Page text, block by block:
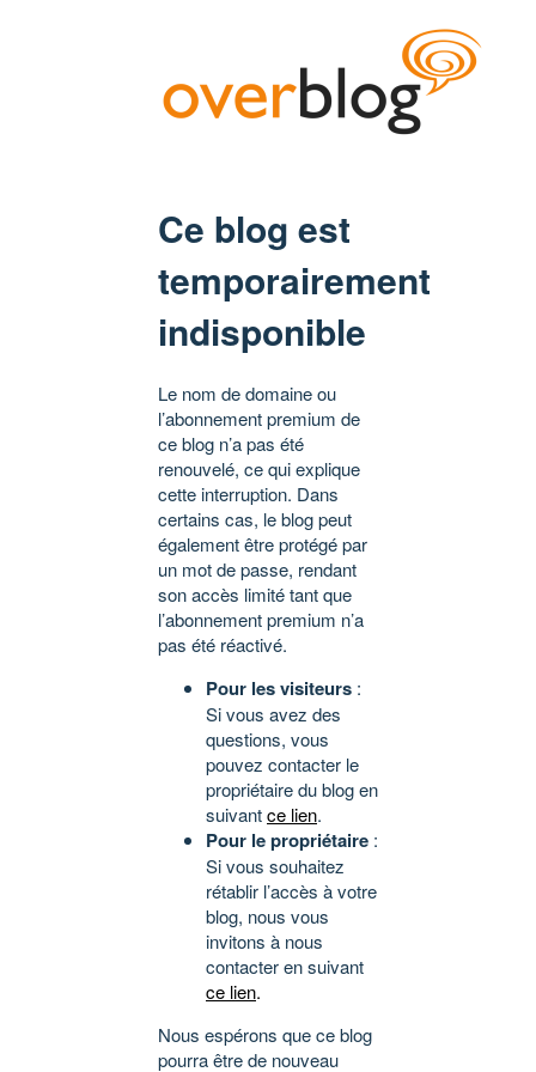
Ce blog est
temporairement
indisponible
Le nom de domaine ou
l’abonnement premium de
ce blog n’a pas été
renouvelé, ce qui explique
cette interruption. Dans
certains cas, le blog peut
également être protégé par
un mot de passe, rendant
son accès limité tant que
l’abonnement premium n’a
pas été réactivé.
Pour les visiteurs :
Si vous avez des
questions, vous
pouvez contacter le
propriétaire du blog en
suivantce lien.
Pour le propriétaire :
Si vous souhaitez
rétablir l’accès à votre
blog, nous vous
invitons à nous
contacter en suivant
ce lien.
Nous espérons que ce blog
pourra être de nouveau